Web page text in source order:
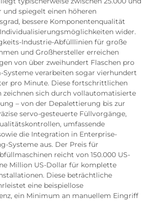
und spiegelt einen höheren
bessere Komponentenqualität
wider.
Industrie-Abfülllinien für große
und Großhersteller erreichen
von über zweihundert Flaschen pro
verarbeiten sogar vierhundert
pro Minute. Diese fortschrittlichen
zeichnen sich durch vollautomatisierte
– von der Depalettierung bis zur
servo-gesteuerte Füllvorgänge,
umfassende
die Integration in Enterprise-
Systeme aus. Der Preis für
reicht von 150.000 US-
Million US-Dollar für komplette
Diese beträchtliche
eine beispiellose
ein Minimum an manuellem Eingriff